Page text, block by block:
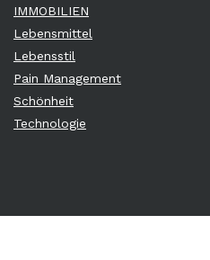
IMMOBILIEN
Lebensmittel
Lebensstil
Pain Management
Schönheit
Technologie